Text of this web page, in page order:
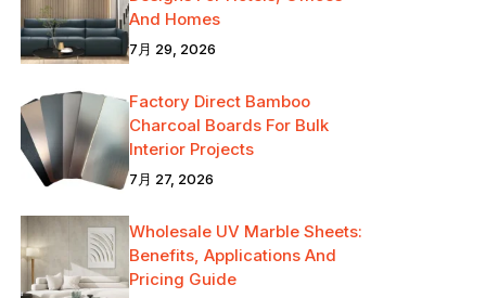
And Homes
7月 29, 2026
Factory Direct Bamboo
Charcoal Boards For Bulk
Interior Projects
7月 27, 2026
Wholesale UV Marble Sheets:
Benefits, Applications And
Pricing Guide